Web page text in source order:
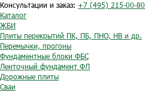
Консультации и заказ: +7 (495) 215-00-80
Каталог
ЖБИ
Плиты перекрытий ПК, ПБ, ПНО, НВ и др.
Перемычки, прогоны
Фундаментные блоки ФБС
Ленточный фундамент ФЛ
Дорожные плиты
Сваи